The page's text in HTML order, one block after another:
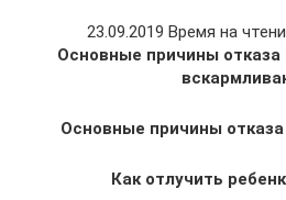
23.09.2019 Время на
Основные причины
Основные причины отказа
Как отлучить